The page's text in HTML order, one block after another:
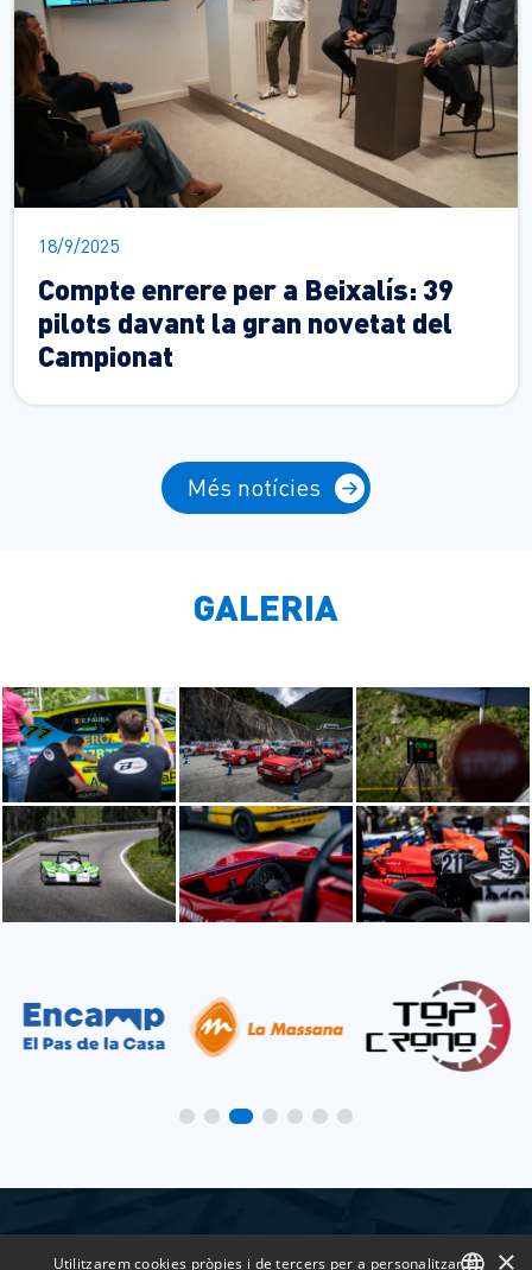
18/9/2025
Compte enrere per a Beixalís: 39
pilots davant la gran novetat del
Campionat
Més notícies
GALERIA
×
Utilitzarem cookies pròpies i de tercers per a personalitzar el